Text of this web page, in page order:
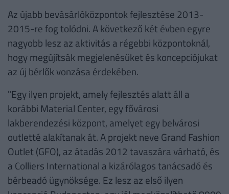
Az újabb bevásárlóközpontok fejlesztése 2013-
2015-re fog tolódni. A következő két évben egyre
nagyobb lesz az aktivitás a régebbi központoknál,
hogy megújítsák megjelenésüket és koncepciójukat
az új bérlők vonzása érdekében.
"Egy ilyen projekt, amely fejlesztés alatt áll a
korábbi Material Center, egy fővárosi
lakberendezési központ, amelyet egy belvárosi
outletté alakítanak át. A projekt neve Grand Fashion
Outlet (GFO), az átadás 2012 tavaszára várható, és
a Colliers International a kizárólagos tanácsadó és
bérbeadó ügynöksége. Ez lesz az első ilyen